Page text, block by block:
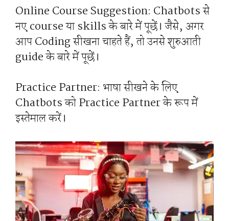
Online Course Suggestion: Chatbots से
नए course या skills के बारे में पूछें। जैसे, अगर
आप Coding सीखना चाहते हैं, तो उनसे शुरुआती
guide के बारे में पूछें।
Practice Partner: भाषा सीखने के लिए
Chatbots को Practice Partner के रूप में
इस्तेमाल करें।